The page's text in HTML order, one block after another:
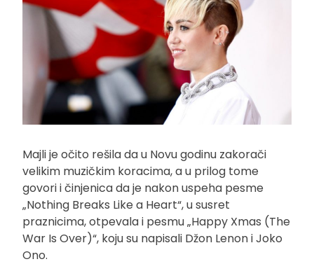
Majli je očito rešila da u Novu godinu zakorači
velikim muzičkim koracima, a u prilog tome
govori i činjenica da je nakon uspeha pesme
„Nothing Breaks Like a Heart“, u susret
praznicima, otpevala i pesmu „Happy Xmas (The
War Is Over)“, koju su napisali Džon Lenon i Joko
Ono.